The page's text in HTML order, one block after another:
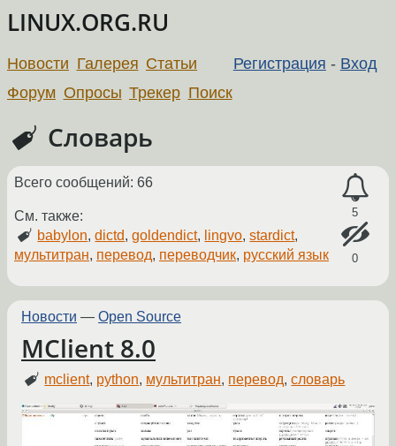
LINUX.ORG.RU
Регистрация - Вход
Новости Галерея Статьи
Форум Опросы Трекер Поиск
Словарь
5
0
Всего сообщений: 66
См. также:
babylon,dictd,goldendict, lingvo,stardict,
мультитран, перевод, переводчик, русский язык
Новости — Open Source
MClient 8.0
mclient, python, мультитран, перевод,словарь